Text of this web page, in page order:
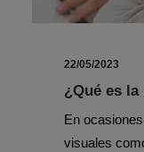
22/05/2023
¿Qué es
En
visuales